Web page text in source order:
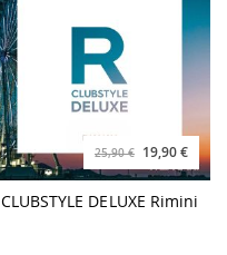
25,90 € 19,90 €
CLUBSTYLE DELUXE Rimini